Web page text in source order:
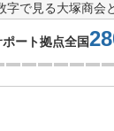
字で見る大塚商会
ポート拠点全国